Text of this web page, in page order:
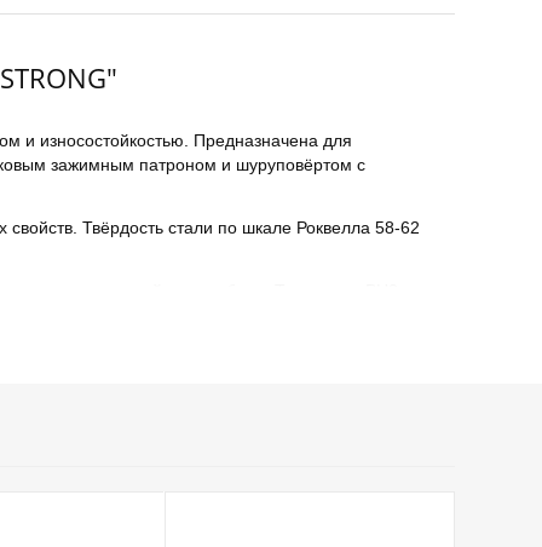
и износостойкостью. Предназначена для
зажимным патроном и шуруповёртом с
Твёрдость стали по шкале Роквелла 58-62